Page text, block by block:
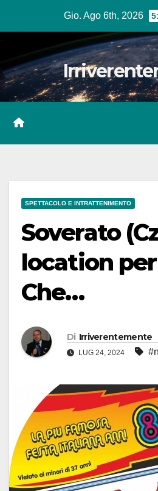
Gio. Ago 6th, 2026
SPETTACOLO E INTRATTENIMENTO
Soverato
location
Che…
Di Irriverentemente
LUG 24, 2024